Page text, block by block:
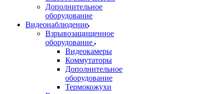
Дополнительное
оборудование
Видеонаблюдение
Взрывозащищенное
оборудование
Видеокамеры
Коммутаторы
Дополнительное
оборудование
Термокожухи